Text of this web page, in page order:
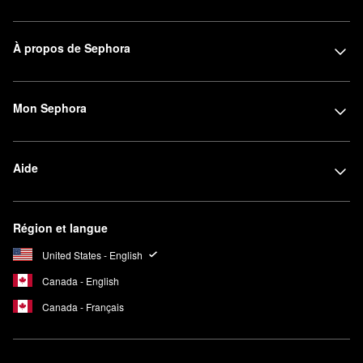
À propos de Sephora
Mon Sephora
Aide
Région et langue
United States - English
Canada - English
Canada - Français